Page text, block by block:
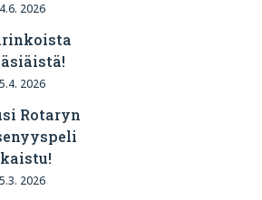
4.6. 2026
5.4. 2026
Rotaryn
5.3. 2026